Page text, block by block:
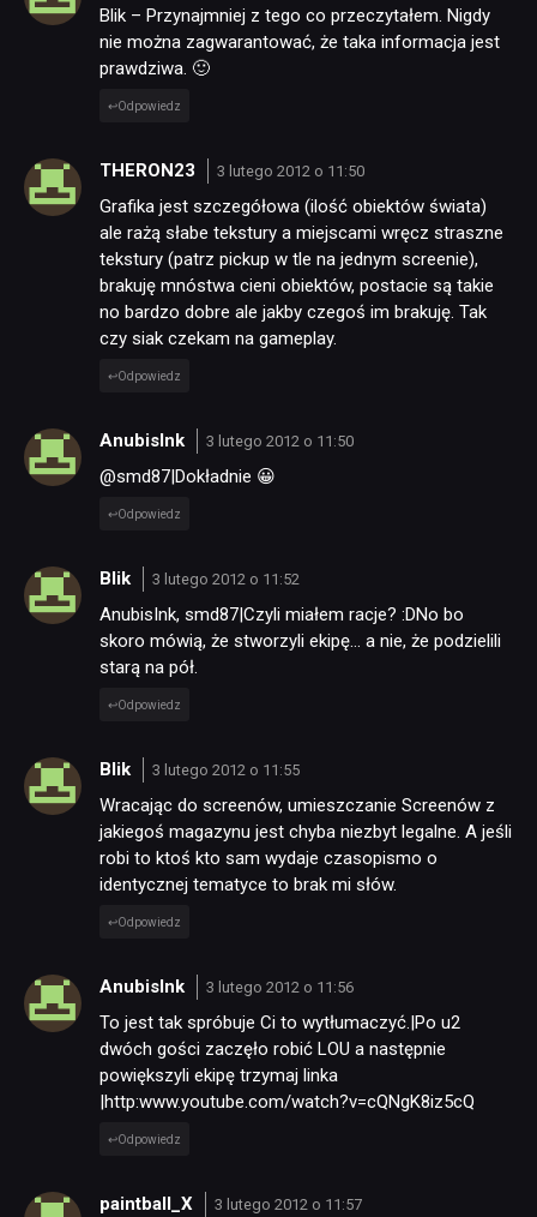
Blik – Przynajmniej z tego co przeczytałem. Nigdy
nie można zagwarantować, że taka informacja jest
prawdziwa. 🙂
Odpowiedz
THERON23 3 lutego 2012 o 11:50
Grafika jest szczegółowa (ilość obiektów świata)
ale rażą słabe tekstury a miejscami wręcz straszne
tekstury (patrz pickup w tle na jednym screenie),
brakuję mnóstwa cieni obiektów, postacie są takie
no bardzo dobre ale jakby czegoś im brakuję. Tak
czy siak czekam na gameplay.
Odpowiedz
AnubisInk 3 lutego 2012 o 11:50
@smd87|Dokładnie 😀
Odpowiedz
Blik 3 lutego 2012 o 11:52
AnubisInk, smd87|Czyli miałem racje? :DNo bo
skoro mówią, że stworzyli ekipę… a nie, że podzielili
starą na pół.
Odpowiedz
Blik 3 lutego 2012 o 11:55
Wracając do screenów, umieszczanie Screenów z
jakiegoś magazynu jest chyba niezbyt legalne. A jeśli
robi to ktoś kto sam wydaje czasopismo o
identycznej tematyce to brak mi słów.
Odpowiedz
AnubisInk 3 lutego 2012 o 11:56
To jest tak spróbuje Ci to wytłumaczyć.|Po u2
dwóch gości zaczęło robić LOU a następnie
powiększyli ekipę trzymaj linka
|http:www.youtube.com/watch?v=cQNgK8iz5cQ
Odpowiedz
paintball_X 3 lutego 2012 o 11:57